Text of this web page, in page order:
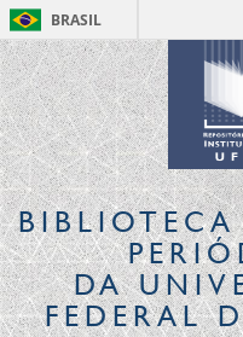
BRASIL
DA
FEDERAL